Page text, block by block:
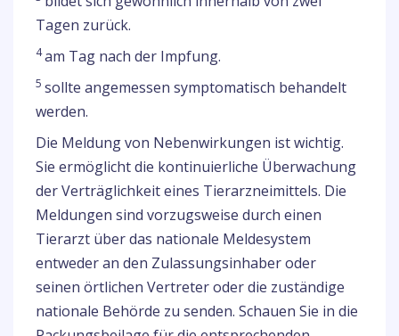
Tagen zurück.
4am Tag nach der Impfung.
5 sollte angemessen symptomatisch behandelt
werden.
Die Meldung von Nebenwirkungen ist wichtig.
Sie ermöglicht die kontinuierliche Überwachung
der Verträglichkeit eines Tierarzneimittels. Die
Meldungen sind vorzugsweise durch einen
Tierarzt über das nationale Meldesystem
entweder an den Zulassungsinhaber oder
seinen örtlichen Vertreter oder die zuständige
nationale Behörde zu senden. Schauen Sie in die